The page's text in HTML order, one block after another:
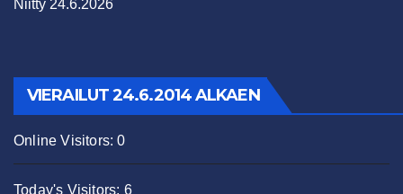
Niitty 24.6.2026
VIERAILUT 24.6.2014 ALKAEN
Online Visitors:0
Today's Visitors: 6